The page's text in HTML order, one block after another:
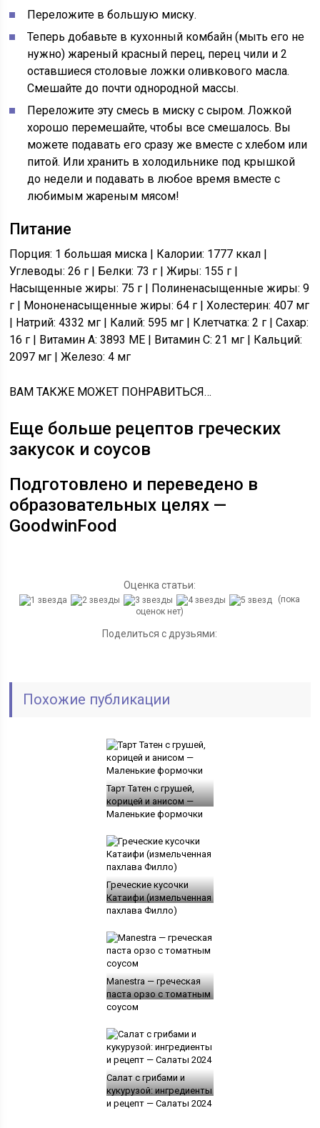
Переложите в большую миску.
Теперь добавьте в кухонный комбайн (мыть его не
нужно) жареный красный перец, перец чили и 2
оставшиеся столовые ложки оливкового масла.
Смешайте до почти однородной массы.
Переложите эту смесь в миску с сыром. Ложкой
хорошо перемешайте, чтобы все смешалось. Вы
можете подавать его сразу же вместе с хлебом или
питой. Или хранить в холодильнике под крышкой
до недели и подавать в любое время вместе с
любимым жареным мясом!
Питание
Порция: 1 большая миска | Калории: 1777 ккал |
Углеводы: 26 г | Белки: 73 г | Жиры: 155 г |
Насыщенные жиры: 75 г | Полиненасыщенные жиры: 9
г | Мононенасыщенные жиры: 64 г | Холестерин: 407 мг
| Натрий: 4332 мг | Калий: 595 мг | Клетчатка: 2 г | Сахар:
16 г | Витамин A: 3893 МЕ | Витамин C: 21 мг | Кальций:
2097 мг | Железо: 4 мг
ВАМ ТАКЖЕ МОЖЕТ ПОНРАВИТЬСЯ…
Еще больше рецептов греческих
закусок и соусов
Подготовлено и переведено в
образовательных целях —
GoodwinFood
Оценка статьи:
(пока
оценок нет)
Поделиться с друзьями:
Похожие публикации
Тарт Татен с грушей,
корицей и анисом —
Маленькие формочки
Греческие кусочки
Катаифи (измельченная
пахлава Филло)
Manestra — греческая
паста орзо с томатным
соусом
Салат с грибами и
кукурузой: ингредиенты
и рецепт — Салаты 2024